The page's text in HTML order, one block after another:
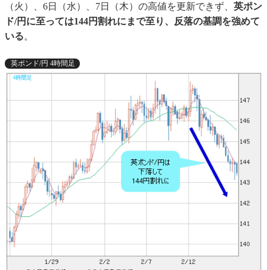
（火）、6日（水）、7日（木）の高値を更新できず、 英ポン
ド/円に至っては144円割れにまで至り、反落の基調を強めて
いる。
英ポンド/円 4時間足